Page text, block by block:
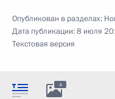
Опубликован в разделах:
Дата публикации:8 июля
Текстовая версия
4